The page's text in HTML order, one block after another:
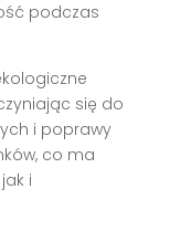
podczas
się do
i poprawy
co ma
i